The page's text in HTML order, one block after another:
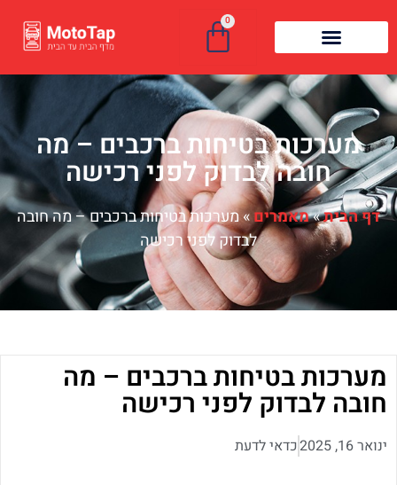
0
מערכות בטיחות ברכבים – מה
חובה לבדוק לפני רכישה
דף הבית»מאמרים»מערכות בטיחות ברכבים – מה חובה
לבדוק לפני רכישה
מערכות בטיחות ברכבים – מה
חובה לבדוק לפני רכישה
ינואר 16, 2025 כדאי לדעת